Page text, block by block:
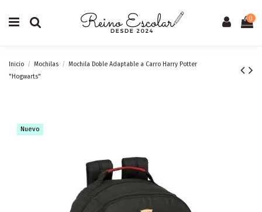
0
Inicio Mochilas
Mochila Doble Adaptable a Carro Harry Potter
"Hogwarts"
Nuevo